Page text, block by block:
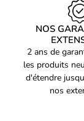
NOS
2 ans de
les produits
d'étendre
nos